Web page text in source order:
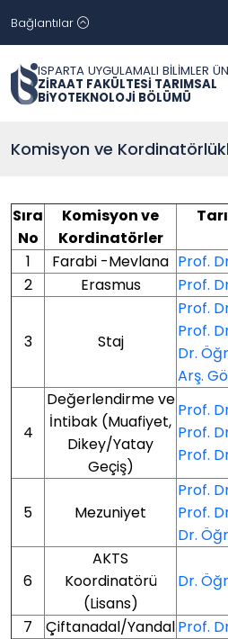
Bağlantılar
ISPARTA UYGULAMALI BİLİMLER
ZİRAAT FAKÜLTESİ TARIMSAL
BİYOTEKNOLOJİ BÖLÜMÜ
Komisyon ve
Sıra
No
Komisyon ve
Kordinatörler
1
Farabi -Mevlana Prof.
2
Erasmus Prof.
3 Staj
Prof.
Prof.
Dr.
Arş.
4
Değerlendirme ve
İntibak (Muafiyet,
Dikey/Yatay
Geçiş)
Prof.
Prof.
Prof.
5 Mezuniyet
Prof.
Prof.
Dr.
6
AKTS
Koordinatörü
(Lisans)
Dr.
7 Çiftanadal/YandalProf.